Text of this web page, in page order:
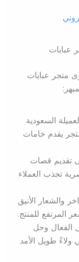
عبايات
متجر عبايات
السعودية
يقدم خامات
تقديم قصات
تجذب العملاء
والشعار الأنيق
المرتفع للمنتج.
الفعال وحل
طويل الأمد